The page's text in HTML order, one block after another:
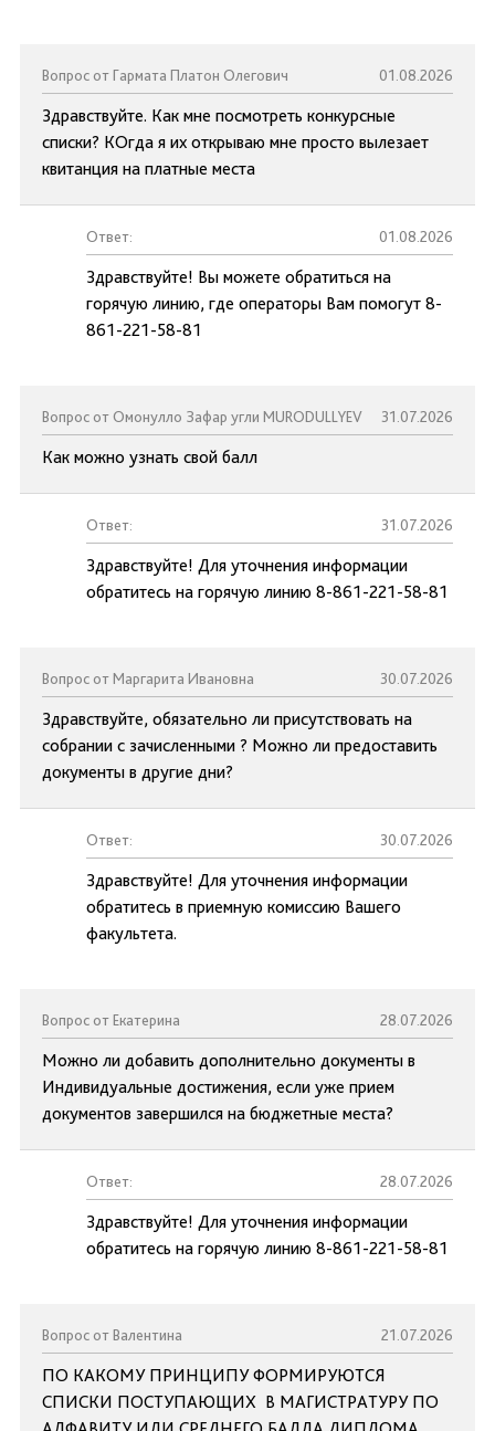
Вопрос от Гармата Платон Олегович 01.08.2026
Здравствуйте. Как мне посмотреть конкурсные
списки? КОгда я их открываю мне просто вылезает
квитанция на платные места
Ответ: 01.08.2026
Здравствуйте! Вы можете обратиться на
горячую линию, где операторы Вам помогут 8-
861-221-58-81
Вопрос от Омонулло Зафар угли MURODULLYEV 31.07.2026
Как можно узнать свой балл
Ответ: 31.07.2026
Здравствуйте! Для уточнения информации
обратитесь на горячую линию 8-861-221-58-81
Вопрос от Маргарита Ивановна 30.07.2026
Здравствуйте, обязательно ли присутствовать на
собрании с зачисленными ? Можно ли предоставить
документы в другие дни?
Ответ: 30.07.2026
Здравствуйте! Для уточнения информации
обратитесь в приемную комиссию Вашего
факультета.
Вопрос от Екатерина 28.07.2026
Можно ли добавить дополнительно документы в
Индивидуальные достижения, если уже прием
документов завершился на бюджетные места?
Ответ: 28.07.2026
Здравствуйте! Для уточнения информации
обратитесь на горячую линию 8-861-221-58-81
Вопрос от Валентина 21.07.2026
ПО КАКОМУ ПРИНЦИПУ ФОРМИРУЮТСЯ
СПИСКИ ПОСТУПАЮЩИХ В МАГИСТРАТУРУ ПО